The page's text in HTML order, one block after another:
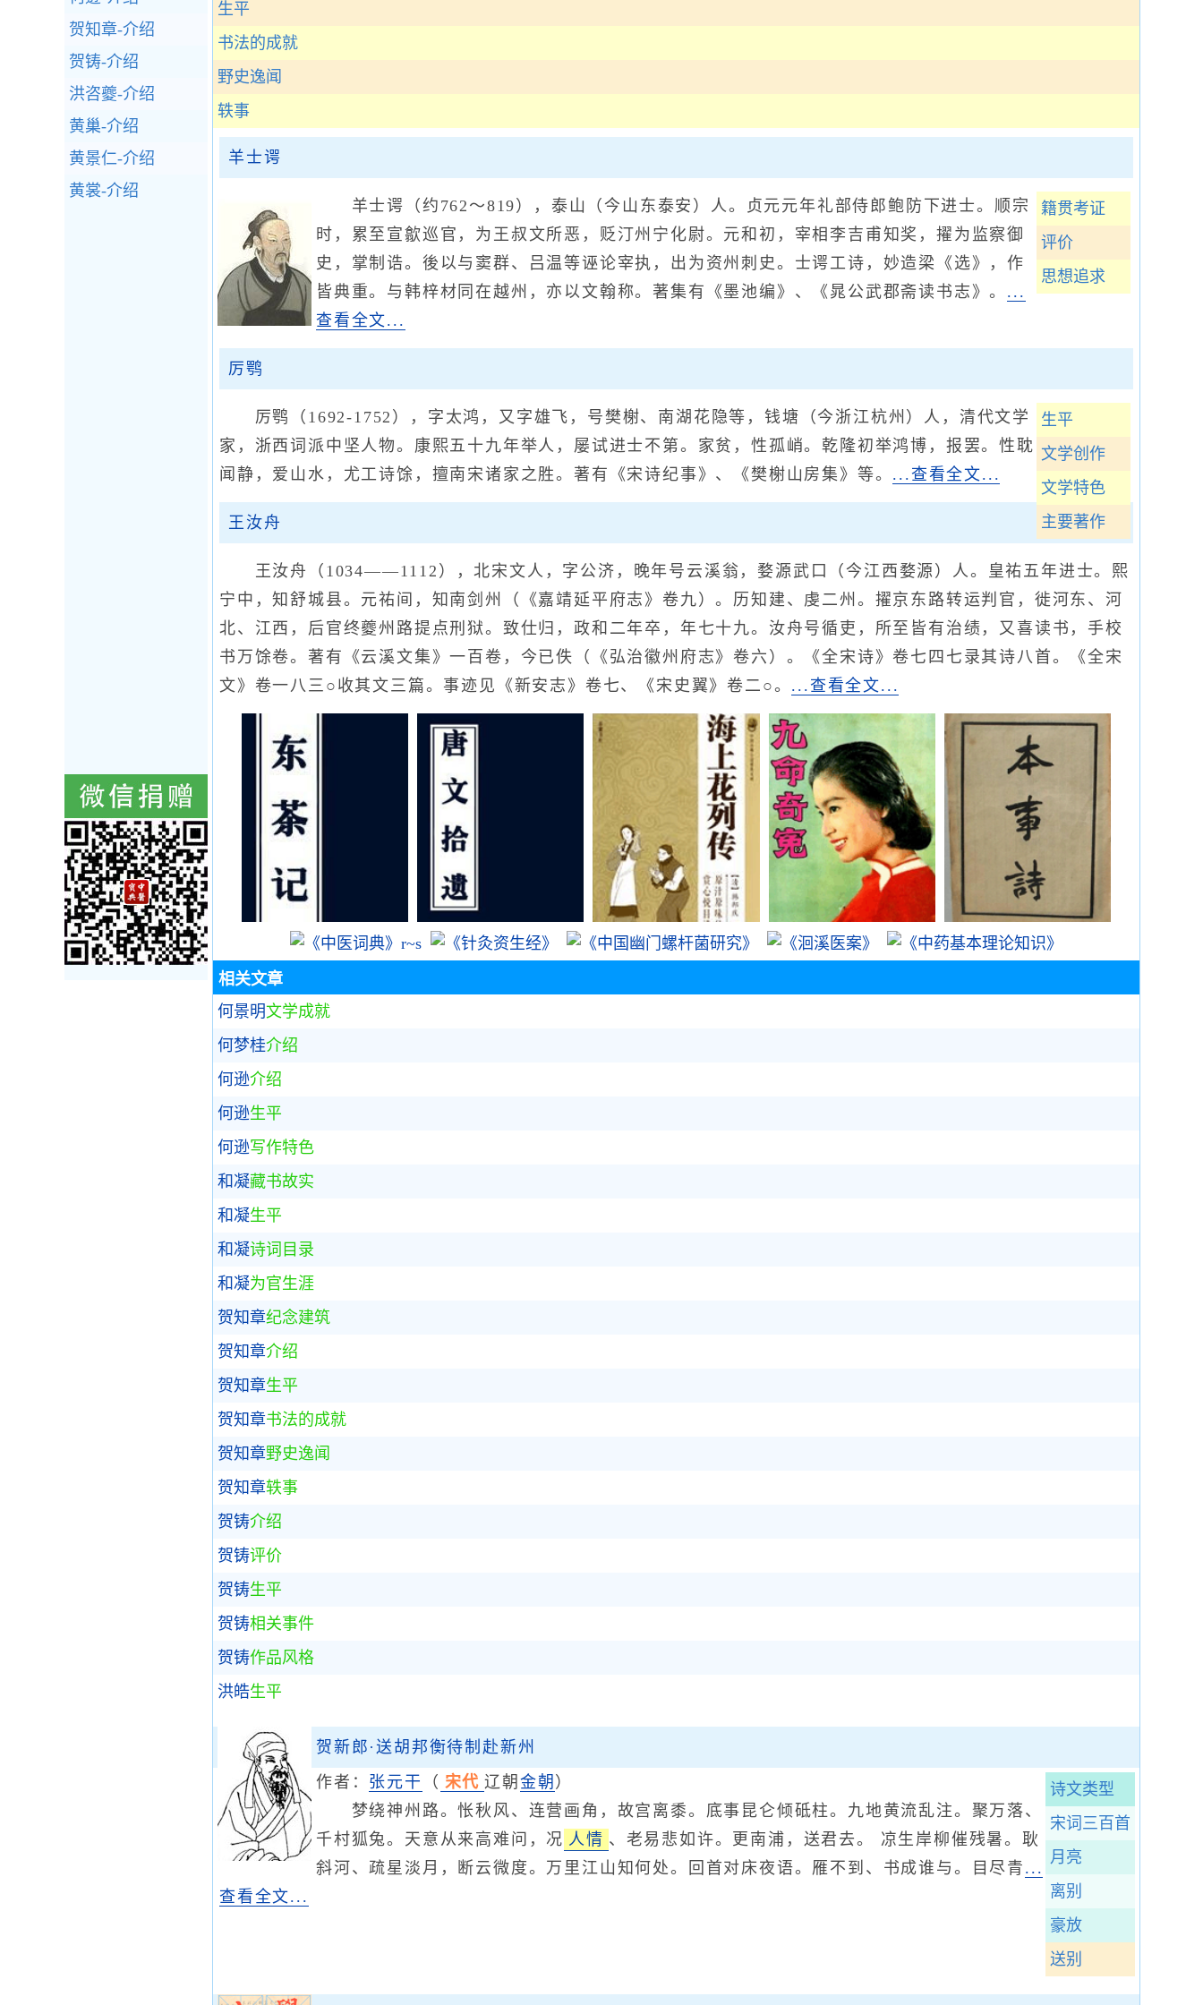
生平
书法的成就
野史逸闻
轶事
羊士谔
籍贯考证
评价
思想追求
羊士谔（约762～819），泰山（今山东泰安）人。贞元元年礼部侍郎鲍防下进士。顺宗
时，累至宣歙巡官，为王叔文所恶，贬汀州宁化尉。元和初，宰相李吉甫知奖，擢为监察御
史，掌制诰。後以与窦群、吕温等诬论宰执，出为资州刺史。士谔工诗，妙造梁《选》，作
皆典重。与韩梓材同在越州，亦以文翰称。著集有《墨池编》、《晁公武郡斋读书志》。 ...
查看全文...
厉鹗
生平
文学创作
文学特色
主要著作
厉鹗（1692-1752），字太鸿，又字雄飞，号樊榭、南湖花隐等，钱塘（今浙江杭州）人，清代文学
家，浙西词派中坚人物。康熙五十九年举人，屡试进士不第。家贫，性孤峭。乾隆初举鸿博，报罢。性耽
闻静，爱山水，尤工诗馀，擅南宋诸家之胜。著有《宋诗纪事》、《樊榭山房集》等。 ...查看全文...
王汝舟
王汝舟（1034——1112），北宋文人，字公济，晚年号云溪翁，婺源武口（今江西婺源）人。皇祐五年进士。熙
宁中，知舒城县。元祐间，知南剑州（《嘉靖延平府志》卷九）。历知建、虔二州。擢京东路转运判官，徙河东、河
北、江西，后官终夔州路提点刑狱。致仕归，政和二年卒，年七十九。汝舟号循吏，所至皆有治绩，又喜读书，手校
书万馀卷。著有《云溪文集》一百卷，今已佚（《弘治徽州府志》卷六）。《全宋诗》卷七四七录其诗八首。《全宋
文》卷一八三○收其文三篇。事迹见《新安志》卷七、《宋史翼》卷二○。 ...查看全文...
相关文章
何景明文学成就
何梦桂介绍
何逊介绍
何逊生平
何逊写作特色
和凝藏书故实
和凝生平
和凝诗词目录
和凝为官生涯
贺知章纪念建筑
贺知章介绍
贺知章生平
贺知章书法的成就
贺知章野史逸闻
贺知章轶事
贺铸介绍
贺铸评价
贺铸生平
贺铸相关事件
贺铸作品风格
洪皓生平
贺新郎·送胡邦衡待制赴新州
诗文类型
宋词三百首
月亮
离别
豪放
送别
作者： 张元干 （ 宋代 辽朝 金朝 ）
梦绕神州路。怅秋风、连营画角，故宫离黍。底事昆仑倾砥柱。九地黄流乱注。聚万落、
千村狐兔。天意从来高难问，况 人情 、老易悲如许。更南浦，送君去。 凉生岸柳催残暑。耿
斜河、疏星淡月，断云微度。万里江山知何处。回首对床夜语。雁不到、书成谁与。目尽青 ...
查看全文...
贺知章-介绍
贺铸-介绍
洪咨夔-介绍
黄巢-介绍
黄景仁-介绍
黄裳-介绍